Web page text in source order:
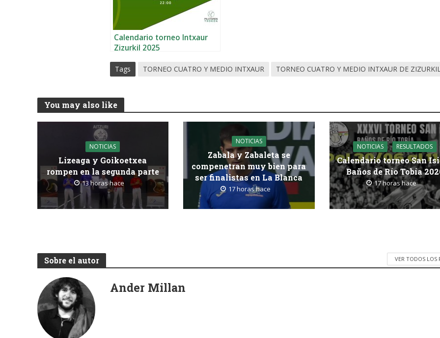
Calendario torneo Intxaur
Zizurkil 2025
Tags TORNEO CUATRO Y MEDIO INTXAUR TORNEO CUATRO Y MEDIO INTXAUR DE
You may also like
NOTICIAS
Lizeaga y Goikoetxea
rompen en la segunda parte
13 horas hace
NOTICIAS
Zabala y Zabaleta se
compenetran muy bien para
ser finalistas en La Blanca
17 horas hace
NOTICIAS RESULTADOS
Calendario torneo San
Baños de Río Tobía
17 horas hace
Sobre el autor VER TODOS LOS
Ander Millan